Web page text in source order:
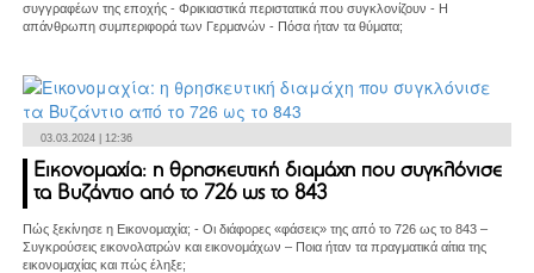
συγγραφέων της εποχής - Φρικιαστικά περιστατικά που συγκλονίζουν - Η
απάνθρωπη συμπεριφορά των Γερμανών - Πόσα ήταν τα θύματα;
03.03.2024 | 12:36
Εικονομαχία: η θρησκευτική διαμάχη που συγκλόνισε
τα Βυζάντιο από το 726 ως το 843
Πώς ξεκίνησε η Εικονομαχία; - Οι διάφορες «φάσεις» της από το 726 ως το 843 –
Συγκρούσεις εικονολατρών και εικονομάχων – Ποια ήταν τα πραγματικά αίτια της
εικονομαχίας και πώς έληξε;